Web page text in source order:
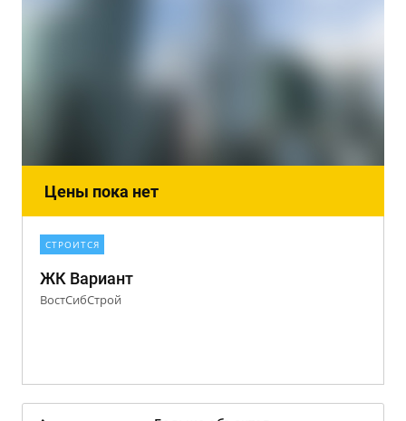
Цены пока нет
СТРОИТСЯ
ЖК Вариант
ВостСибСтрой